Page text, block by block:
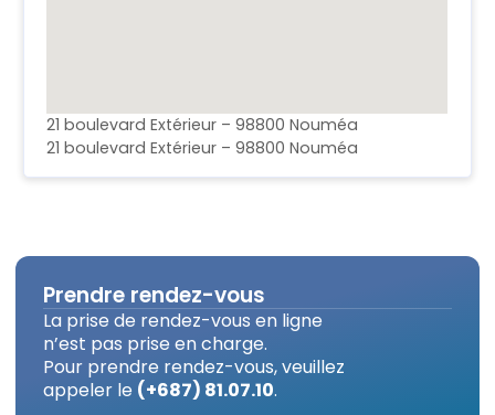
21 boulevard Extérieur – 98800 Nouméa
21 boulevard Extérieur – 98800 Nouméa
Prendre rendez-vous
La prise de rendez-vous en ligne
n’est pas prise en charge.
Pour prendre rendez-vous, veuillez
appeler le (+687) 81.07.10.